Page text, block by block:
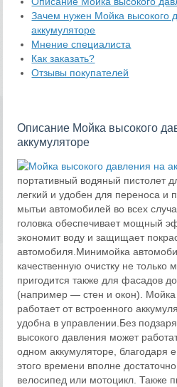
Зачем нужен Мойка высокого
аккумуляторе
Мнение специалиста
Как заказать?
Отзывы покупателей
Описание Мойка высокого
аккумуляторе
портативный водяный пистолет
легкий и удобен для переноса и
мытьи автомобилей во всех
головка обеспечивает мощный
экономит воду и защищает
автомобиля.Минимойка
качественную очистку не
пригодится также для фасадов
(например — стен и окон). Мойка
работает от встроенного
удобна в управлении.Без
высокого давления может
одном аккумуляторе, благодаря
этого времени вполне
велосипед или мотоцикл. Также